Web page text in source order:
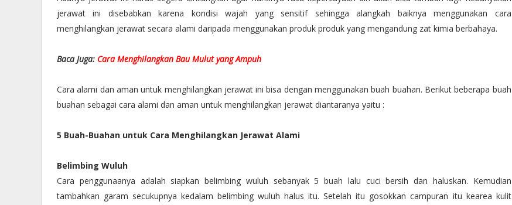
jerawat ini disebabkan karena kondisi wajah yang sensitif sehingga alangkah baiknya menggunakan cara
menghilangkan jerawat secara alami daripada menggunakan produk produk yang mengandung zat kimia berbahaya.
Baca Juga: Cara Menghilangkan Bau Mulut yang Ampuh
Cara alami dan aman untuk menghilangkan jerawat ini bisa dengan menggunakan buah buahan. Berikut beberapa buah
buahan sebagai cara alami dan aman untuk menghilangkan jerawat diantaranya yaitu :
5 Buah-Buahan untuk Cara Menghilangkan Jerawat Alami
Belimbing Wuluh
Cara penggunaanya adalah siapkan belimbing wuluh sebanyak 5 buah lalu cuci bersih dan haluskan. Kemudian
tambahkan garam secukupnya kedalam belimbing wuluh halus itu. Setelah itu gosokkan campuran itu kearea kulit